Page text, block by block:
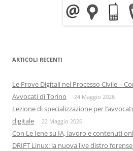
ARTICOLI RECENTI
Le Prove Digitali nel Processo Civile –
Avvocati di Torino
24 Maggio 2026
Lezione di specializzazione per
digitale
22 Maggio 2026
Con Le Iene su IA, lavoro e contenuti
DRIFT Linux: la nuova live distro